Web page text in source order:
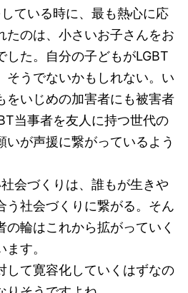
ている時に、最も熱心に応
たのは、小さいお子さんをお
した。自分の子どもがLGBT
そうでないかもしれない。い
をいじめの加害者にも被害者
当事者を友人に持つ世代の
いが声援に繋がっているよう
会づくりは、誰もが生きや
う社会づくりに繋がる。そん
の輪はこれから拡がっていく
す。
して寛容化していくはずなの